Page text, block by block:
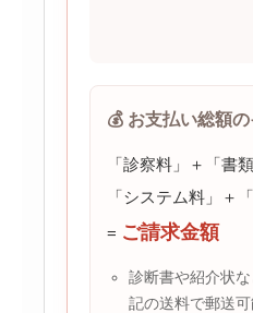
💰 お支払い総額
「診察料」＋「書
「システム料」＋
= ご請求金額
診断書や紹介状
記の送料で郵送可